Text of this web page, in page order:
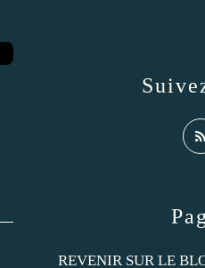
REVENIR SUR LE